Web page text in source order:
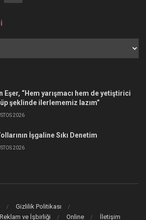
Eşer, “Hem yarışmacı hem de yetiştirici
şeklinde ilerlememiz lazım”
2026
İşgaline Sıkı Denetim
2026
Gizlilik Politikası
Reklam ve İşbirliği Online İletişim